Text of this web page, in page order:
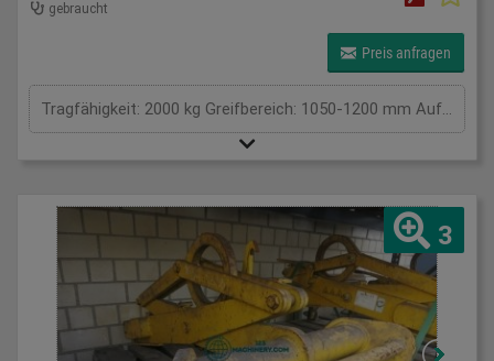
gebraucht
Preis anfragen
Tragfähigkeit: 2000 kg Greifbereich: 1050-1200 mm Aufhängung / Größe BxL: . 0 Eigengewicht: 180 kg Tragkraft: 2 t Spannweite: . mm Gesamtleistungsbedarf: . kW Maschinengewicht ca.: . t Raumbedarf ca.: . m
3